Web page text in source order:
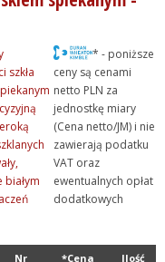
szkła
* - poniższe
ceny są cenami
netto PLN za
jednostkę miary
(Cena netto/JM) i nie
zawierają podatku
VAT oraz
ewentualnych opłat
dodatkowych
Nr
*Cena
Ilość